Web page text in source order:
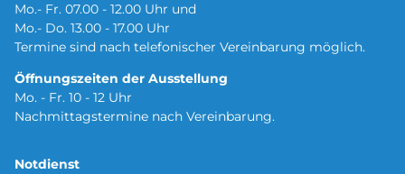
Mo.- Fr. 07.00 - 12.00 Uhr und
Mo.- Do. 13.00 - 17.00 Uhr
Termine sind nach telefonischer Vereinbarung möglich.
Öffnungszeiten der Ausstellung
Mo. - Fr. 10 - 12 Uhr
Nachmittagstermine nach Vereinbarung.
Notdienst